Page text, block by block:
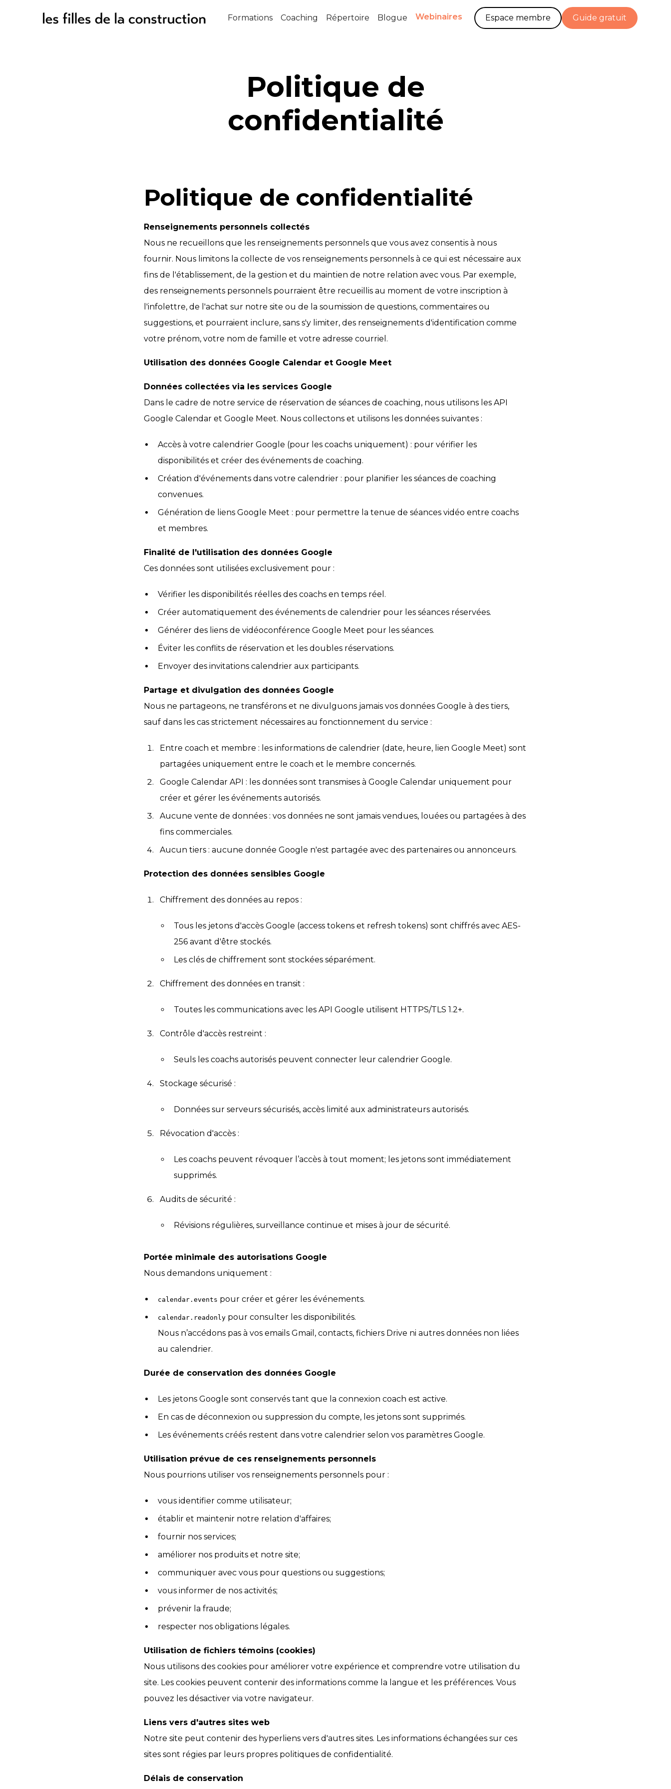
Formations Coaching Répertoire Blogue Webinaires Espace membre Guide gratuit
Politique de
confidentialité
Politique de confidentialité
Renseignements personnels collectés
Nous ne recueillons que les renseignements personnels que vous avez consentis à nous
fournir. Nous limitons la collecte de vos renseignements personnels à ce qui est nécessaire aux
fins de l'établissement, de la gestion et du maintien de notre relation avec vous. Par exemple,
des renseignements personnels pourraient être recueillis au moment de votre inscription à
l'infolettre, de l'achat sur notre site ou de la soumission de questions, commentaires ou
suggestions, et pourraient inclure, sans s'y limiter, des renseignements d'identification comme
votre prénom, votre nom de famille et votre adresse courriel.
Utilisation des données Google Calendar et Google Meet
Données collectées via les services Google
Dans le cadre de notre service de réservation de séances de coaching, nous utilisons les API
Google Calendar et Google Meet. Nous collectons et utilisons les données suivantes :
Accès à votre calendrier Google (pour les coachs uniquement) : pour vérifier les
disponibilités et créer des événements de coaching.
Création d'événements dans votre calendrier : pour planifier les séances de coaching
convenues.
Génération de liens Google Meet : pour permettre la tenue de séances vidéo entre coachs
et membres.
Finalité de l'utilisation des données Google
Ces données sont utilisées exclusivement pour :
Vérifier les disponibilités réelles des coachs en temps réel.
Créer automatiquement des événements de calendrier pour les séances réservées.
Générer des liens de vidéoconférence Google Meet pour les séances.
Éviter les conflits de réservation et les doubles réservations.
Envoyer des invitations calendrier aux participants.
Partage et divulgation des données Google
Nous ne partageons, ne transférons et ne divulguons jamais vos données Google à des tiers,
sauf dans les cas strictement nécessaires au fonctionnement du service :
Entre coach et membre : les informations de calendrier (date, heure, lien Google Meet) sont
partagées uniquement entre le coach et le membre concernés.
Google Calendar API : les données sont transmises à Google Calendar uniquement pour
créer et gérer les événements autorisés.
Aucune vente de données : vos données ne sont jamais vendues, louées ou partagées à des
fins commerciales.
Aucun tiers : aucune donnée Google n'est partagée avec des partenaires ou annonceurs.
Protection des données sensibles Google
Chiffrement des données au repos :
Tous les jetons d'accès Google (access tokens et refresh tokens) sont chiffrés avec AES-
256 avant d'être stockés.
Les clés de chiffrement sont stockées séparément.
Chiffrement des données en transit :
Toutes les communications avec les API Google utilisent HTTPS/TLS 1.2+.
Contrôle d'accès restreint :
Seuls les coachs autorisés peuvent connecter leur calendrier Google.
Stockage sécurisé :
Données sur serveurs sécurisés, accès limité aux administrateurs autorisés.
Révocation d'accès :
Les coachs peuvent révoquer l’accès à tout moment; les jetons sont immédiatement
supprimés.
Audits de sécurité :
Révisions régulières, surveillance continue et mises à jour de sécurité.
Portée minimale des autorisations Google
Nous demandons uniquement :
calendar.events pour créer et gérer les événements.
calendar.readonly pour consulter les disponibilités.
Nous n’accédons pas à vos emails Gmail, contacts, fichiers Drive ni autres données non liées
au calendrier.
Durée de conservation des données Google
Les jetons Google sont conservés tant que la connexion coach est active.
En cas de déconnexion ou suppression du compte, les jetons sont supprimés.
Les événements créés restent dans votre calendrier selon vos paramètres Google.
Utilisation prévue de ces renseignements personnels
Nous pourrions utiliser vos renseignements personnels pour :
vous identifier comme utilisateur;
établir et maintenir notre relation d'affaires;
fournir nos services;
améliorer nos produits et notre site;
communiquer avec vous pour questions ou suggestions;
vous informer de nos activités;
prévenir la fraude;
respecter nos obligations légales.
Utilisation de fichiers témoins (cookies)
Nous utilisons des cookies pour améliorer votre expérience et comprendre votre utilisation du
site. Les cookies peuvent contenir des informations comme la langue et les préférences. Vous
pouvez les désactiver via votre navigateur.
Liens vers d'autres sites web
Notre site peut contenir des hyperliens vers d'autres sites. Les informations échangées sur ces
sites sont régies par leurs propres politiques de confidentialité.
Délais de conservation